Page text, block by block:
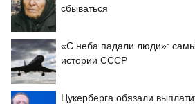
сбываться
«С неба падали люди»:
истории СССР
Цукерберга обязали